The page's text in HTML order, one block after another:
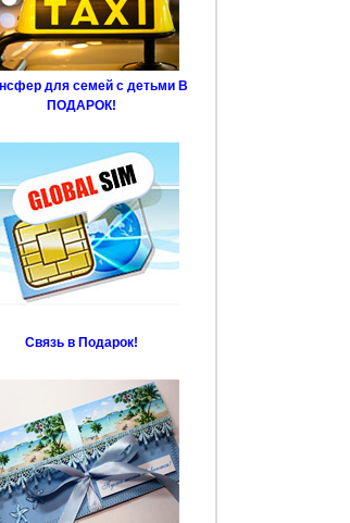
для семей с детьми В
ПОДАРОК!
Связь в Подарок!